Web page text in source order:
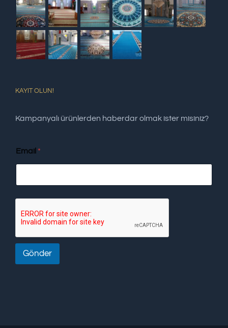
KAYIT OLUN!
Kampanyalı ürünlerden haberdar olmak ister misiniz?
Email *
Gönder